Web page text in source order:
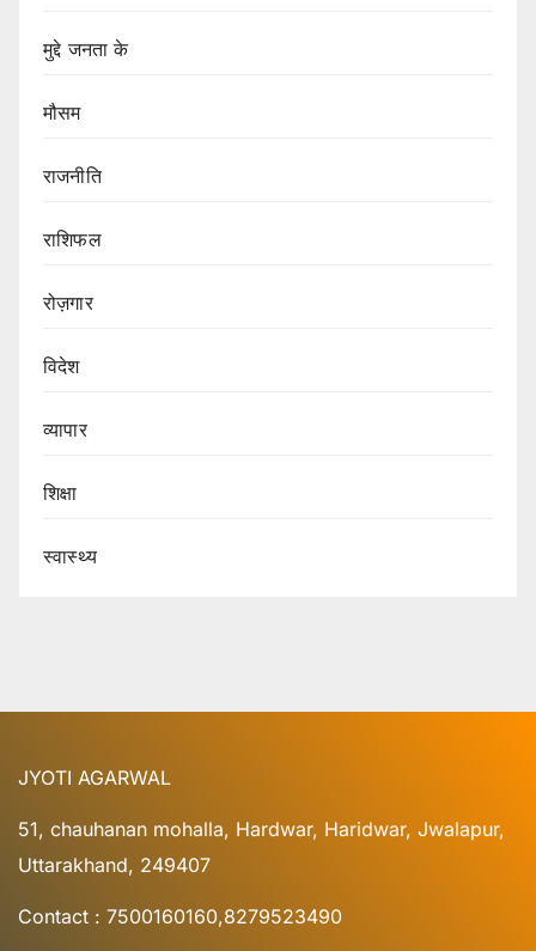
मुद्दे जनता के
मौसम
राजनीति
राशिफल
रोज़गार
विदेश
व्यापार
शिक्षा
स्वास्थ्य
JYOTI AGARWAL
51, chauhanan mohalla, Hardwar, Haridwar, Jwalapur,
Uttarakhand, 249407
Contact : 7500160160,8279523490